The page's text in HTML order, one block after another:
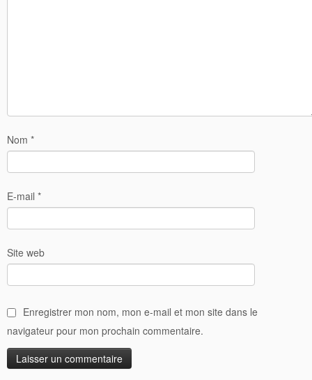
Nom *
E-mail *
Site web
Enregistrer mon nom, mon e-mail et mon site dans le
navigateur pour mon prochain commentaire.